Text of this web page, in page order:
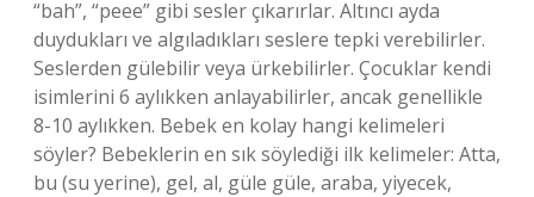
“bah”, “peee” gibi sesler çıkarırlar. Altıncı ayda
duydukları ve algıladıkları seslere tepki verebilirler.
Seslerden gülebilir veya ürkebilirler. Çocuklar kendi
isimlerini 6 aylıkken anlayabilirler, ancak genellikle
8-10 aylıkken. Bebek en kolay hangi kelimeleri
söyler? Bebeklerin en sık söylediği ilk kelimeler: Atta,
bu (su yerine), gel, al, güle güle, araba, yiyecek,